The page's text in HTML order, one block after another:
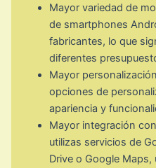
Mayor variedad de
de smartphones
fabricantes, lo que
diferentes
Mayor
opciones de
apariencia y
Mayor integración
utilizas servicios de
Drive o Google